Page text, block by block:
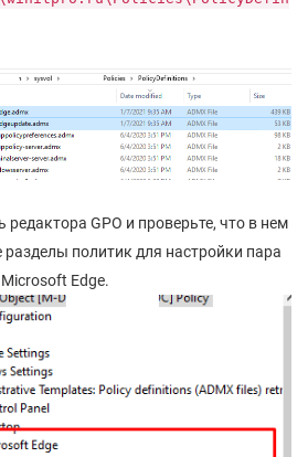
редактора GPO и проверьте, что в нем
политик для настройки пара
Edge.